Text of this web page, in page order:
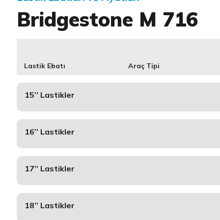
Bridgestone M 716
Lastik Ebatı Araç Tipi
15’’ Lastikler
16’’ Lastikler
17’’ Lastikler
18’’ Lastikler